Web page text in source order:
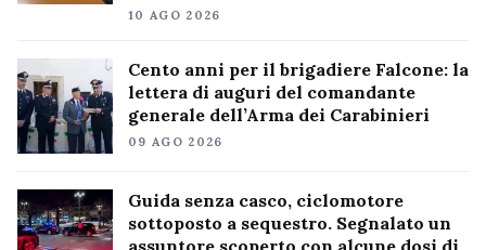
10 AGO 2026
Cento anni per il brigadiere Falcone: la
lettera di auguri del comandante
generale dell’Arma dei Carabinieri
09 AGO 2026
Guida senza casco, ciclomotore
sottoposto a sequestro. Segnalato un
assuntore scoperto con alcune dosi di